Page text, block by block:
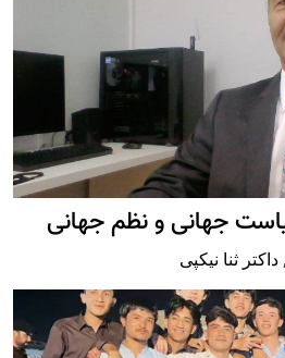
جهانی و نظم جهانی
, داکتر ثنا نیکپی